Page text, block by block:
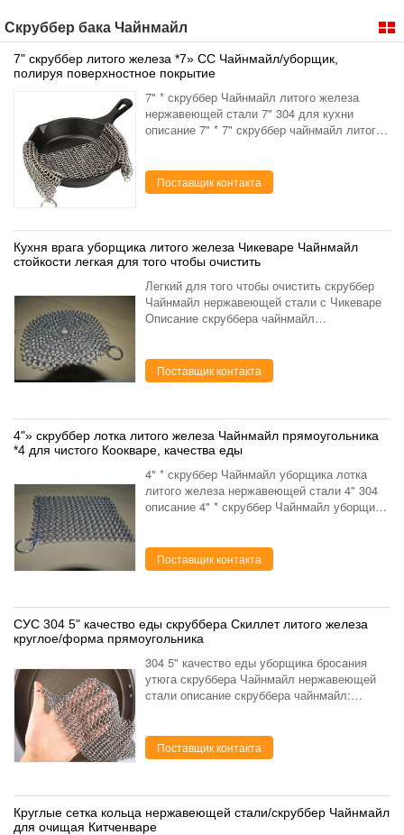
Скруббер бака Чайнмайл
7" скруббер литого железа *7» СС Чайнмайл/уборщик,
полируя поверхностное покрытие
7" * скруббер Чайнмайл литого железа
нержавеющей стали 7" 304 для кухни
описание 7" * 7" скруббер чайнмайл литого
чайнмайл сделанный и...
Поставщик контакта
Кухня врага уборщика литого железа Чикеваре Чайнмайл
стойкости легкая для того чтобы очистить
Легкий для того чтобы очистить скруббер
Чайнмайл нержавеющей стали с Чикеваре
Описание скруббера чайнмайл
чтобы очистить ваш коокваре ...
Поставщик контакта
4"» скруббер лотка литого железа Чайнмайл прямоугольника
*4 для чистого Коокваре, качества еды
4" * скруббер Чайнмайл уборщика лотка
литого железа нержавеющей стали 4" 304
описание 4" * скруббер Чайнмайл уборщика
скруббер Чайнма...
Поставщик контакта
СУС 304 5" качество еды скруббера Скиллет литого железа
круглое/форма прямоугольника
304 5" качество еды уборщика бросания
утюга скруббера Чайнмайл нержавеющей
стали описание скруббера чайнмайл:
коокваре литого железа э...
Поставщик контакта
Круглые сетка кольца нержавеющей стали/скруббер Чайнмайл
для очищая Китченваре